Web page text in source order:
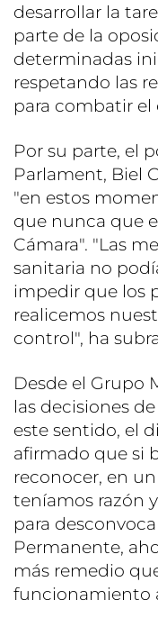
desarrollar la
parte de la
determinadas
respetando las
para combatir el
Por su parte, el
Parlament, Biel
"en estos
que nunca que
Cámara". "Las
sanitaria no
impedir que los
realicemos
control", ha
Desde el Grupo
las decisiones
este sentido, el
afirmado que si
reconocer, en
teníamos razón
para
Permanente,
más remedio
funcionamiento